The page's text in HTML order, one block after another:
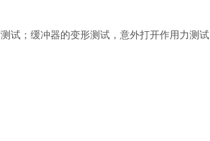
试；缓冲器的变形测试，意外打开作用力测试